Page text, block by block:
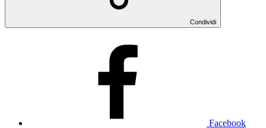
Condividi
Facebook